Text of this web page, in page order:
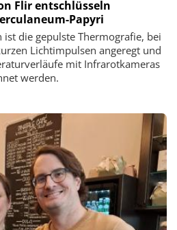
Flir entschlüsseln
Papyri
die gepulste Thermografie, bei
Lichtimpulsen angeregt und
mit Infrarotkameras
werden.